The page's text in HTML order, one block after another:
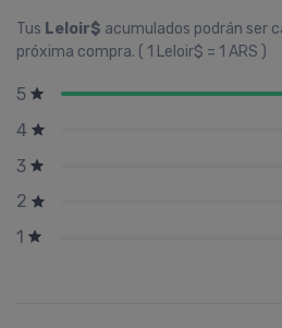
Tus Leloir$ acumulados podrán ser
próxima compra. ( 1 Leloir$ = 1 ARS )
5
4
3
2
1